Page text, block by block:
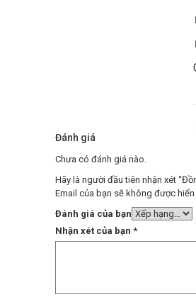
Đánh giá
Chưa có đánh giá nào.
Hãy là người đầu tiên nhận xét
Email của bạn sẽ không được
Đánh giá của bạn
Nhận xét của bạn *